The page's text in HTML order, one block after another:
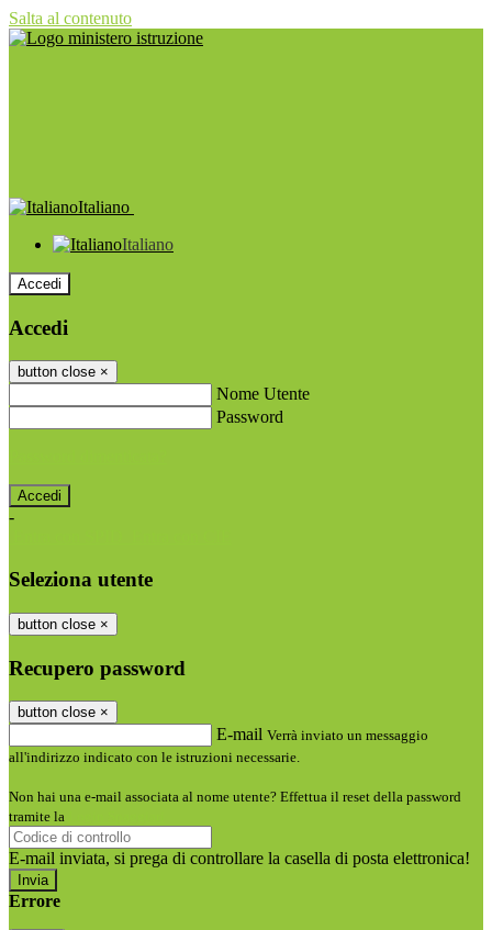
Salta al contenuto
Italiano
Italiano
Accedi
Accedi
button close ×
Nome Utente
Password
-
Seleziona utente
button close ×
Recupero password
button close ×
E-mail Verrà inviato un messaggio
all'indirizzo indicato con le istruzioni necessarie.
Non hai una e-mail associata al nome utente? Effettua il reset della password
tramite la
E-mail inviata, si prega di controllare la casella di posta elettronica!
Errore